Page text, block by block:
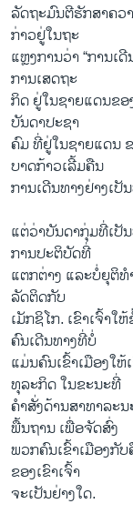
ລັດຖະມົນຕີຮັກສາຄວ
ກ່າວຢູ່ໃນຖະ
ແຫຼງການວ່າ “ການເ
ການເສດຖະ
ກິດ ຢູ່ໃນຊາຍແດນຂ
ບັນດາປະຊາ
ຄົມ ທີ່ຢູ່ໃນຊາຍແດນ
ບາດກ້າວເລີ້ມຄືນ
ການເດີນທາງຢ່າງເ
ແຕ່ວ່າບັນດາກຸ່ມທີ່ເປັ
ການປະຕິບັດທີ່
ແຕກຕ່າງ ແລະບໍ່ຍຸຕິ
ລັດຕິດກັບ
ເມັກຊິໂກ. ເຂົາເຈົ້າ
ຄົນເດີນທາງທີ່ບໍ່
ແມ່ນຄົນເຂົ້າເມືອງໃ
ທຸລະກິດ ໃນຂະນະທີ່
ຄຳສັ່ງດ້ານສາທາລະ
ພື້ນຖານ ເພື່ອຈັດສົ່ງ
ພວກຄົນເຂົ້າເມືອງກັ
ຂອງເຂົາເຈົ້າ
ຈະເປັນຢ່າງໃດ.